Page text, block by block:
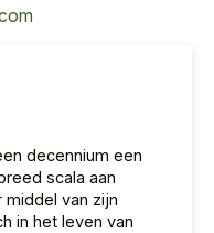
decennium een
scala aan
van zijn
in het leven van